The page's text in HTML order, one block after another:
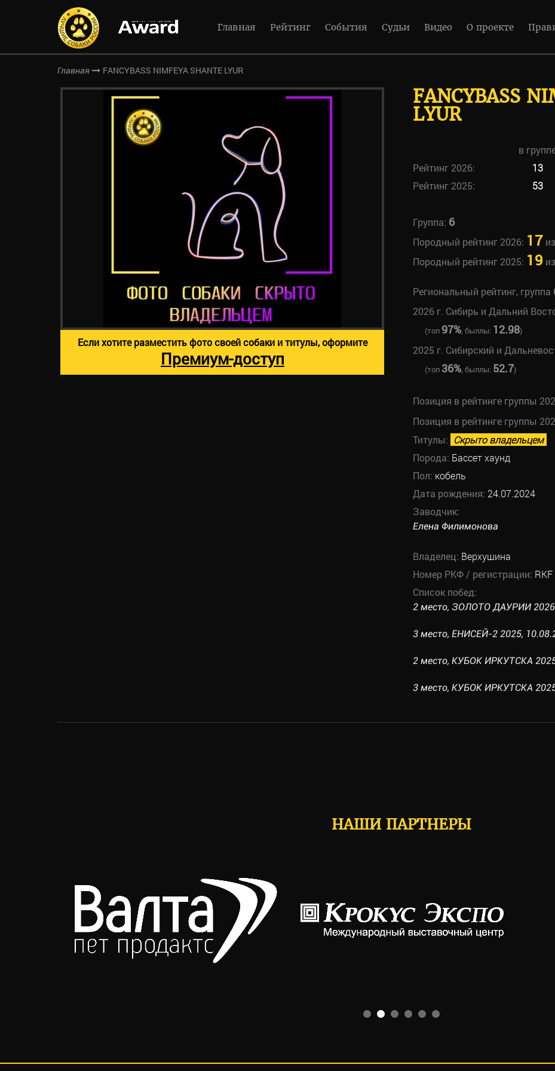
Главная Рейтинг События Судьи Видео О проекте
Главная FANCYBASS NIMFEYA SHANTE LYUR
FANCYBASS
LYUR
в
Рейтинг 2026:
13
Рейтинг 2025:
53
Группа: 6
Породный рейтинг 2026: 17 из
Породный рейтинг 2025: 19 из
Региональный рейтинг, группа
2026 г. Сибирь и Дальний
(топ97%, быллы: 12.98)
2025 г. Сибирский и
(топ 36%, быллы: 52.7)
Позиция в рейтинге группы
Позиция в рейтинге группы
Титулы: Скрыто владельцем
Порода: Бассет хаунд
Пол: кобель
Дата рождения: 24.07.2024
Заводчик:
Елена Филимонова
Владелец: Верхушина
Номер РКФ / регистрации:
Список побед:
2 место, ЗОЛОТО ДАУРИИ 2026,
3 место, ЕНИСЕЙ-2 2025,
2 место, КУБОК ИРКУТСКА
3 место, КУБОК ИРКУТСКА
Если хотите разместить фото своей собаки и титулы, оформите
Премиум-доступ
НАШИ ПАРТНЕРЫ